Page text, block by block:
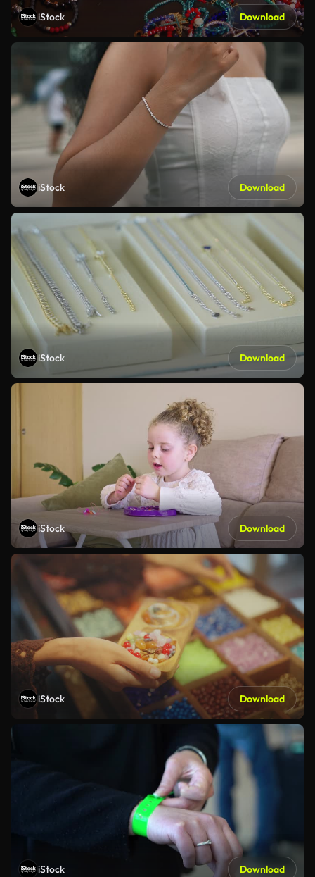
iStock Download
iStock Download
iStock Download
iStock Download
iStock Download
iStock Download